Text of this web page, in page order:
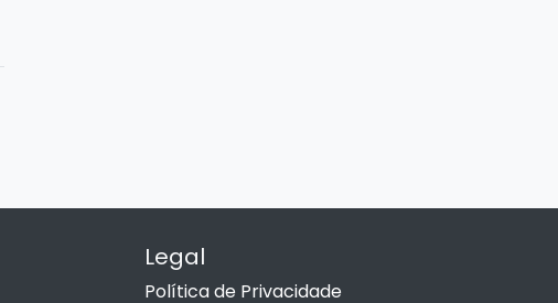
Legal
Política de Privacidade